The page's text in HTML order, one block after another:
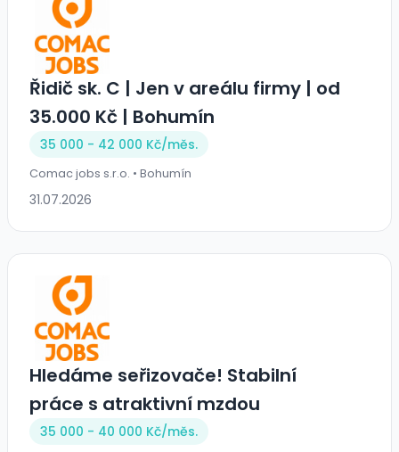
Řidič sk. C | Jen v areálu firmy | od
35.000 Kč | Bohumín
35 000 - 42 000 Kč/měs.
Comac jobs s.r.o. • Bohumín
31.07.2026
Hledáme seřizovače! Stabilní
práce s atraktivní mzdou
35 000 - 40 000 Kč/měs.